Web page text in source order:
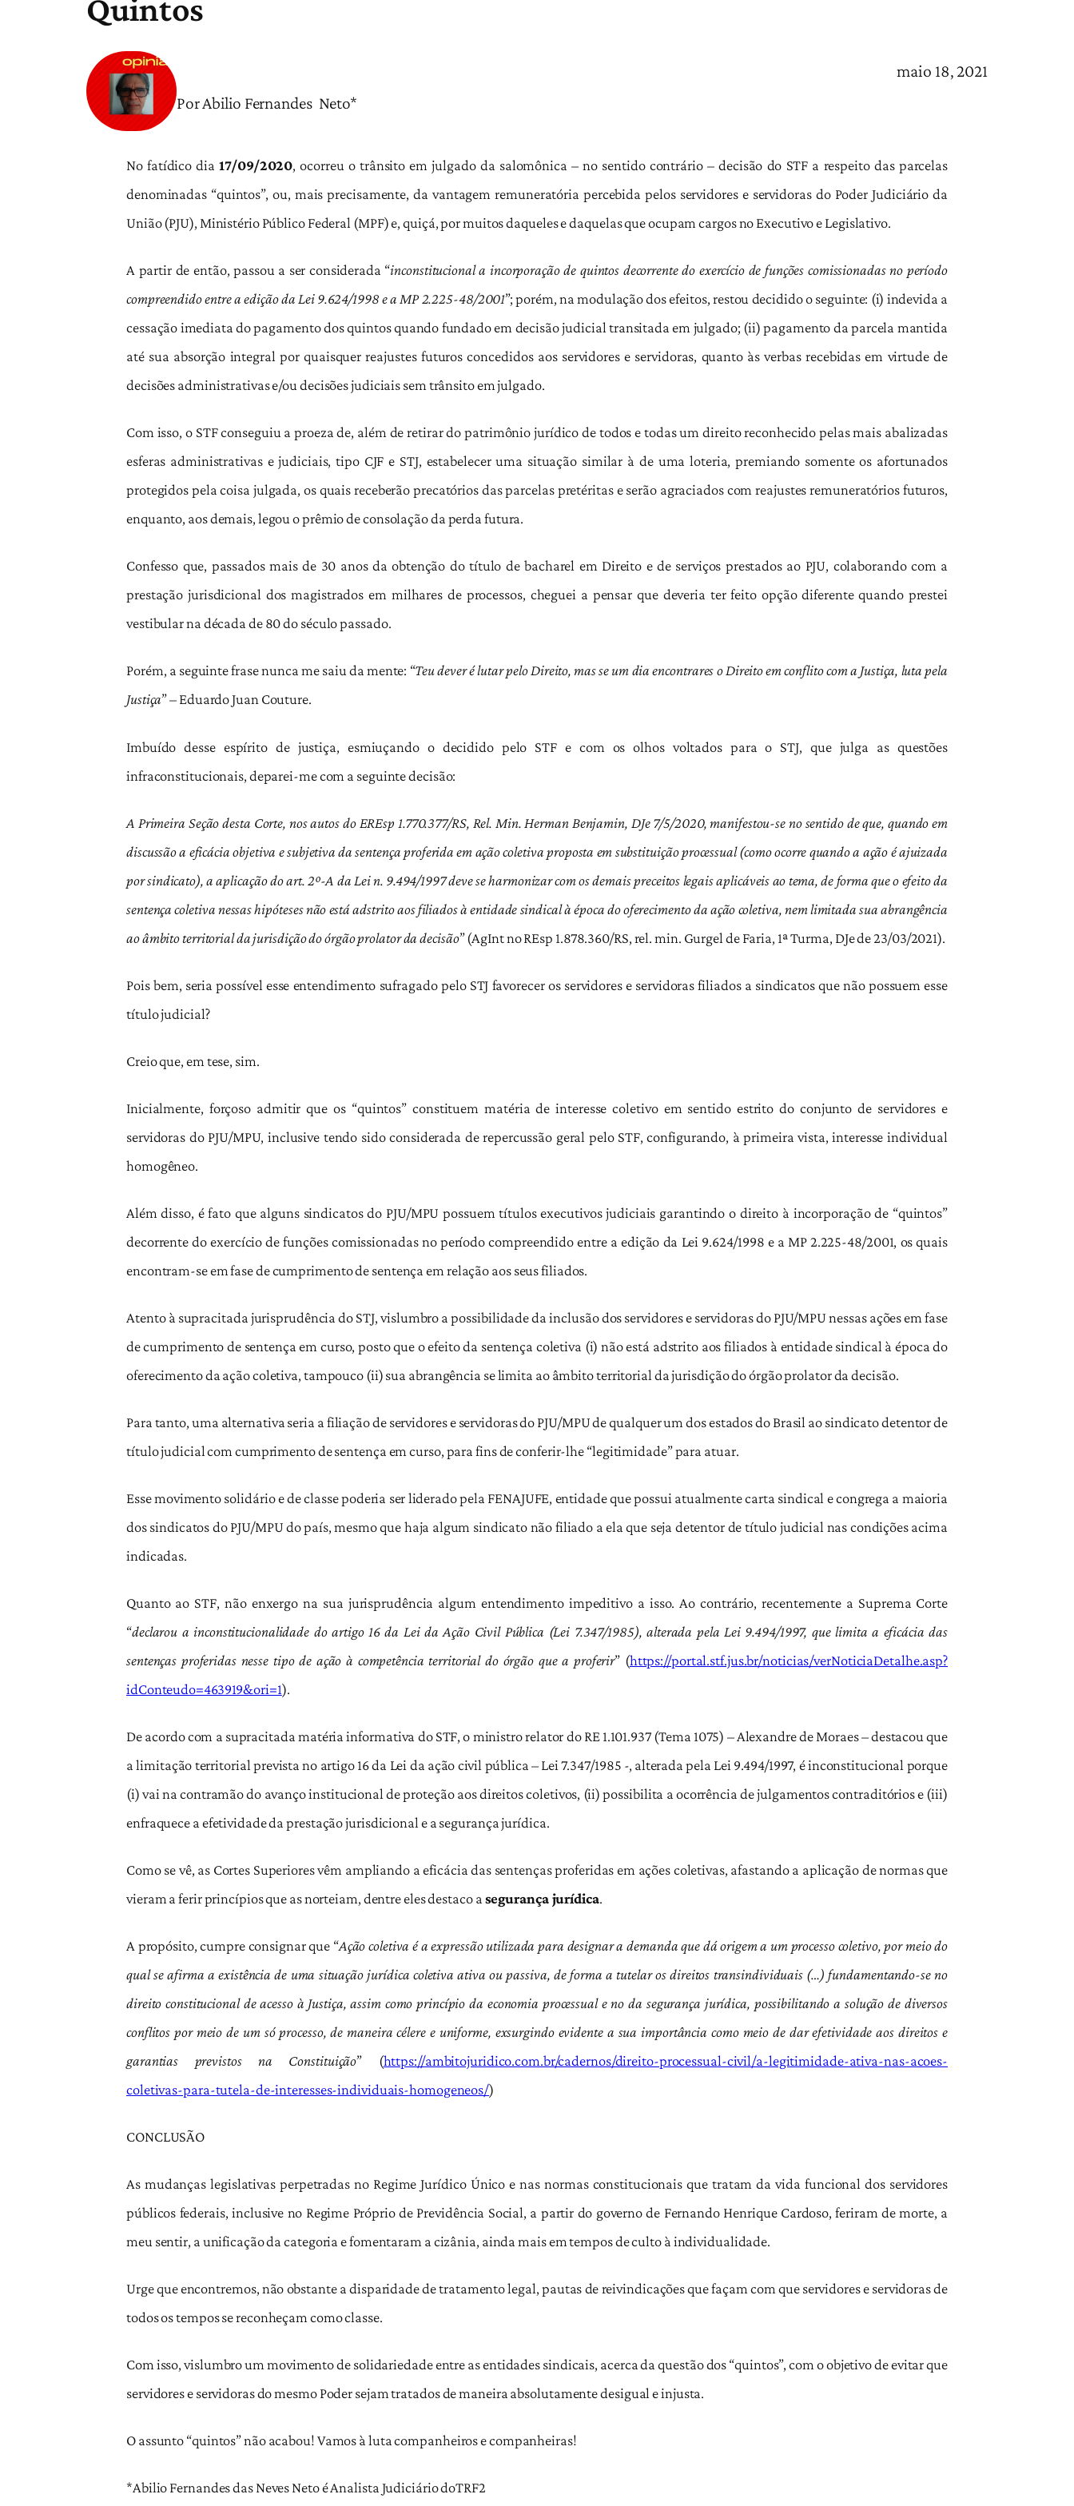
Quintos
maio 18, 2021
Por Abilio Fernandes Neto*
No fatídico dia17/09/2020, ocorreu o trânsito em julgado da salomônica – no sentido contrário – decisão do STF a respeito das parcelas
denominadas “quintos”, ou, mais precisamente, da vantagem remuneratória percebida pelos servidores e servidoras do Poder Judiciário da
União (PJU), Ministério Público Federal (MPF) e, quiçá, por muitos daqueles e daquelas que ocupam cargos no Executivo e Legislativo.
A partir de então, passou a ser considerada “inconstitucional a incorporação de quintos decorrente do exercício de funções comissionadas no período
compreendido entre a edição da Lei 9.624/1998 e a MP 2.225-48/2001”; porém, na modulação dos efeitos, restou decidido o seguinte: (i) indevida a
cessação imediata do pagamento dos quintos quando fundado em decisão judicial transitada em julgado; (ii) pagamento da parcela mantida
até sua absorção integral por quaisquer reajustes futuros concedidos aos servidores e servidoras, quanto às verbas recebidas em virtude de
decisões administrativas e/ou decisões judiciais sem trânsito em julgado.
Com isso, o STF conseguiu a proeza de, além de retirar do patrimônio jurídico de todos e todas um direito reconhecido pelas mais abalizadas
esferas administrativas e judiciais, tipo CJF e STJ, estabelecer uma situação similar à de uma loteria, premiando somente os afortunados
protegidos pela coisa julgada, os quais receberão precatórios das parcelas pretéritas e serão agraciados com reajustes remuneratórios futuros,
enquanto, aos demais, legou o prêmio de consolação da perda futura.
Confesso que, passados mais de 30 anos da obtenção do título de bacharel em Direito e de serviços prestados ao PJU, colaborando com a
prestação jurisdicional dos magistrados em milhares de processos, cheguei a pensar que deveria ter feito opção diferente quando prestei
vestibular na década de 80 do século passado.
Porém, a seguinte frase nunca me saiu da mente: “Teu dever é lutar pelo Direito, mas se um dia encontrares o Direito em conflito com a Justiça, luta pela
Justiça” – Eduardo Juan Couture.
Imbuído desse espírito de justiça, esmiuçando o decidido pelo STF e com os olhos voltados para o STJ, que julga as questões
infraconstitucionais, deparei-me com a seguinte decisão:
A Primeira Seção desta Corte, nos autos do EREsp 1.770.377/RS, Rel. Min. Herman Benjamin, DJe 7/5/2020, manifestou-se no sentido de que, quando em
discussão a eficácia objetiva e subjetiva da sentença proferida em ação coletiva proposta em substituição processual (como ocorre quando a ação é ajuizada
por sindicato), a aplicação do art. 2º-A da Lei n. 9.494/1997 deve se harmonizar com os demais preceitos legais aplicáveis ao tema, de forma que o efeito da
sentença coletiva nessas hipóteses não está adstrito aos filiados à entidade sindical à época do oferecimento da ação coletiva, nem limitada sua abrangência
ao âmbito territorial da jurisdição do órgão prolator da decisão” (AgInt no REsp 1.878.360/RS, rel. min. Gurgel de Faria, 1ª Turma, DJe de 23/03/2021).
Pois bem, seria possível esse entendimento sufragado pelo STJ favorecer os servidores e servidoras filiados a sindicatos que não possuem esse
título judicial?
Creio que, em tese, sim.
Inicialmente, forçoso admitir que os “quintos” constituem matéria de interesse coletivo em sentido estrito do conjunto de servidores e
servidoras do PJU/MPU, inclusive tendo sido considerada de repercussão geral pelo STF, configurando, à primeira vista, interesse individual
homogêneo.
Além disso, é fato que alguns sindicatos do PJU/MPU possuem títulos executivos judiciais garantindo o direito à incorporação de “quintos”
decorrente do exercício de funções comissionadas no período compreendido entre a edição da Lei 9.624/1998 e a MP 2.225-48/2001, os quais
encontram-se em fase de cumprimento de sentença em relação aos seus filiados.
Atento à supracitada jurisprudência do STJ, vislumbro a possibilidade da inclusão dos servidores e servidoras do PJU/MPU nessas ações em fase
de cumprimento de sentença em curso, posto que o efeito da sentença coletiva (i) não está adstrito aos filiados à entidade sindical à época do
oferecimento da ação coletiva, tampouco (ii) sua abrangência se limita ao âmbito territorial da jurisdição do órgão prolator da decisão.
Para tanto, uma alternativa seria a filiação de servidores e servidoras do PJU/MPU de qualquer um dos estados do Brasil ao sindicato detentor de
título judicial com cumprimento de sentença em curso, para fins de conferir-lhe “legitimidade” para atuar.
Esse movimento solidário e de classe poderia ser liderado pela FENAJUFE, entidade que possui atualmente carta sindical e congrega a maioria
dos sindicatos do PJU/MPU do país, mesmo que haja algum sindicato não filiado a ela que seja detentor de título judicial nas condições acima
indicadas.
Quanto ao STF, não enxergo na sua jurisprudência algum entendimento impeditivo a isso. Ao contrário, recentemente a Suprema Corte
“declarou a inconstitucionalidade do artigo 16 da Lei da Ação Civil Pública (Lei 7.347/1985), alterada pela Lei 9.494/1997, que limita a eficácia das
sentenças proferidas nesse tipo de ação à competência territorial do órgão que a proferir” (https://portal.stf.jus.br/noticias/verNoticiaDetalhe.asp?
idConteudo=463919&ori=1).
De acordo com a supracitada matéria informativa do STF, o ministro relator do RE 1.101.937 (Tema 1075) – Alexandre de Moraes – destacou que
a limitação territorial prevista no artigo 16 da Lei da ação civil pública – Lei 7.347/1985 -, alterada pela Lei 9.494/1997, é inconstitucional porque
(i) vai na contramão do avanço institucional de proteção aos direitos coletivos, (ii) possibilita a ocorrência de julgamentos contraditórios e (iii)
enfraquece a efetividade da prestação jurisdicional e a segurança jurídica.
Como se vê, as Cortes Superiores vêm ampliando a eficácia das sentenças proferidas em ações coletivas, afastando a aplicação de normas que
vieram a ferir princípios que as norteiam, dentre eles destaco a segurança jurídica.
A propósito, cumpre consignar que “Ação coletiva é a expressão utilizada para designar a demanda que dá origem a um processo coletivo, por meio do
qual se afirma a existência de uma situação jurídica coletiva ativa ou passiva, de forma a tutelar os direitos transindividuais (…) fundamentando-se no
direito constitucional de acesso à Justiça, assim como princípio da economia processual e no da segurança jurídica, possibilitando a solução de diversos
conflitos por meio de um só processo, de maneira célere e uniforme, exsurgindo evidente a sua importância como meio de dar efetividade aos direitos e
garantias previstos na Constituição” (https://ambitojuridico.com.br/cadernos/direito-processual-civil/a-legitimidade-ativa-nas-acoes-
coletivas-para-tutela-de-interesses-individuais-homogeneos/)
CONCLUSÃO
As mudanças legislativas perpetradas no Regime Jurídico Único e nas normas constitucionais que tratam da vida funcional dos servidores
públicos federais, inclusive no Regime Próprio de Previdência Social, a partir do governo de Fernando Henrique Cardoso, feriram de morte, a
meu sentir, a unificação da categoria e fomentaram a cizânia, ainda mais em tempos de culto à individualidade.
Urge que encontremos, não obstante a disparidade de tratamento legal, pautas de reivindicações que façam com que servidores e servidoras de
todos os tempos se reconheçam como classe.
Com isso, vislumbro um movimento de solidariedade entre as entidades sindicais, acerca da questão dos “quintos”, com o objetivo de evitar que
servidores e servidoras do mesmo Poder sejam tratados de maneira absolutamente desigual e injusta.
O assunto “quintos” não acabou! Vamos à luta companheiros e companheiras!
*Abilio Fernandes das Neves Neto é Analista Judiciário doTRF2